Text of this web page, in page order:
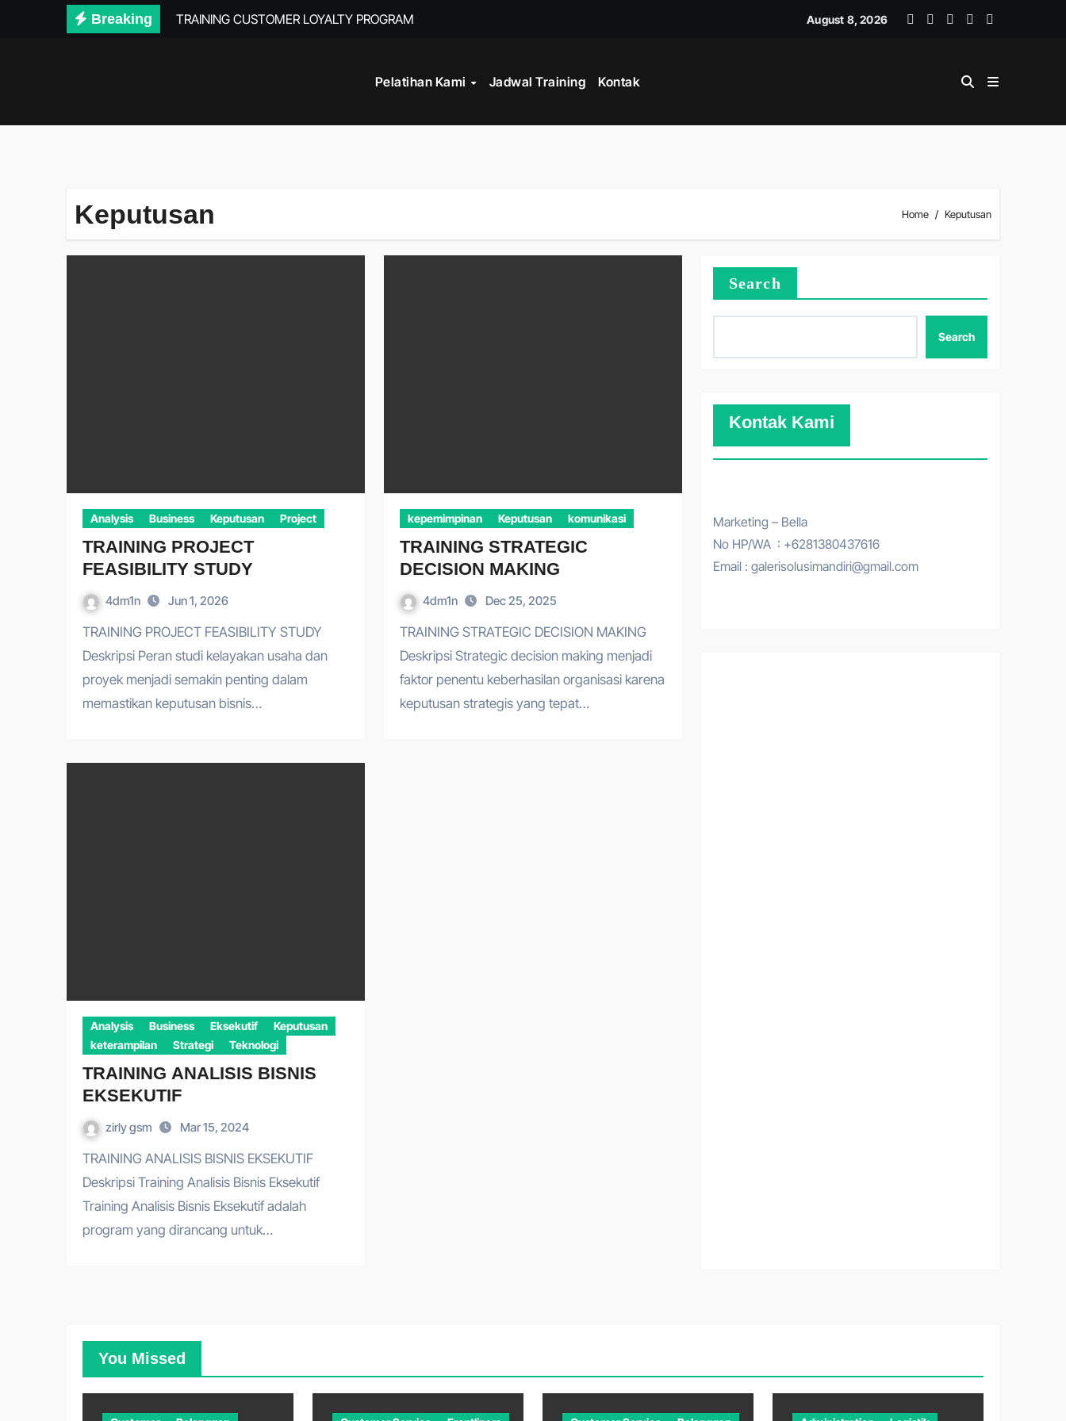
Breaking TRAINING CUSTOMER LOYALTY PROGRAM August 8, 2026
Pelatihan Kami Jadwal Training Kontak
Keputusan Home Keputusan
Analysis Business Keputusan Project
TRAINING PROJECT
FEASIBILITY STUDY
4dm1n Jun 1, 2026
TRAINING PROJECT FEASIBILITY STUDY
Deskripsi Peran studi kelayakan usaha dan
proyek menjadi semakin penting dalam
memastikan keputusan bisnis…
kepemimpinan Keputusan komunikasi
TRAINING STRATEGIC
DECISION MAKING
4dm1n Dec 25, 2025
TRAINING STRATEGIC DECISION MAKING
Deskripsi Strategic decision making menjadi
faktor penentu keberhasilan organisasi karena
keputusan strategis yang tepat…
Analysis Business Eksekutif
Keputusan
keterampilan
Strategi Teknologi
TRAINING ANALISIS BISNIS
EKSEKUTIF
zirly gsm Mar 15, 2024
TRAINING ANALISIS BISNIS EKSEKUTIF
Deskripsi Training Analisis Bisnis Eksekutif
Training Analisis Bisnis Eksekutif adalah
program yang dirancang untuk…
Search
Search
Kontak Kami
Marketing – Bella
No HP/WA : +6281380437616
Email : galerisolusimandiri@gmail.com
You Missed